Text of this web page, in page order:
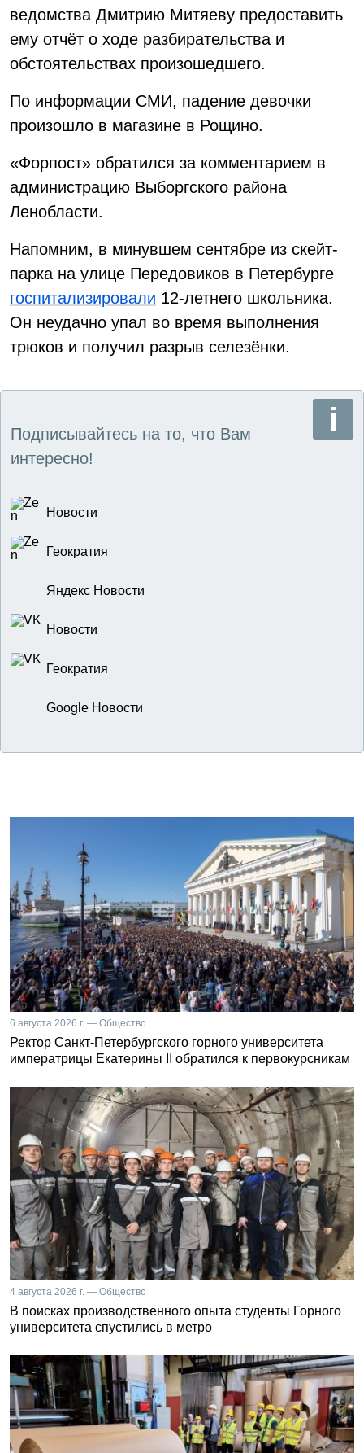
ведомства Дмитрию Митяеву предоставить
ему отчёт о ходе разбирательства и
обстоятельствах произошедшего.
По информации СМИ, падение девочки
произошло в магазине в Рощино.
«Форпост» обратился за комментарием в
администрацию Выборгского района
Ленобласти.
Напомним, в минувшем сентябре из скейт-
парка на улице Передовиков в Петербурге
госпитализировали 12-летнего школьника.
Он неудачно упал во время выполнения
трюков и получил разрыв селезёнки.
Подписывайтесь на то, что Вам
интересно!
Новости
Геократия
Яндекс Новости
Новости
Геократия
Google Новости
6 августа 2026 г. — Общество
Ректор Санкт-Петербургского горного университета
императрицы Екатерины II обратился к первокурсникам
4 августа 2026 г. — Общество
В поисках производственного опыта студенты Горного
университета спустились в метро